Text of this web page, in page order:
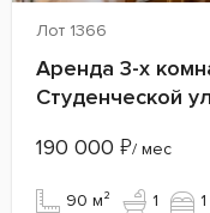
Лот 1366
Аренда 3-х
Студенческой
190 000 ₽/ мес
90 м² 1 1